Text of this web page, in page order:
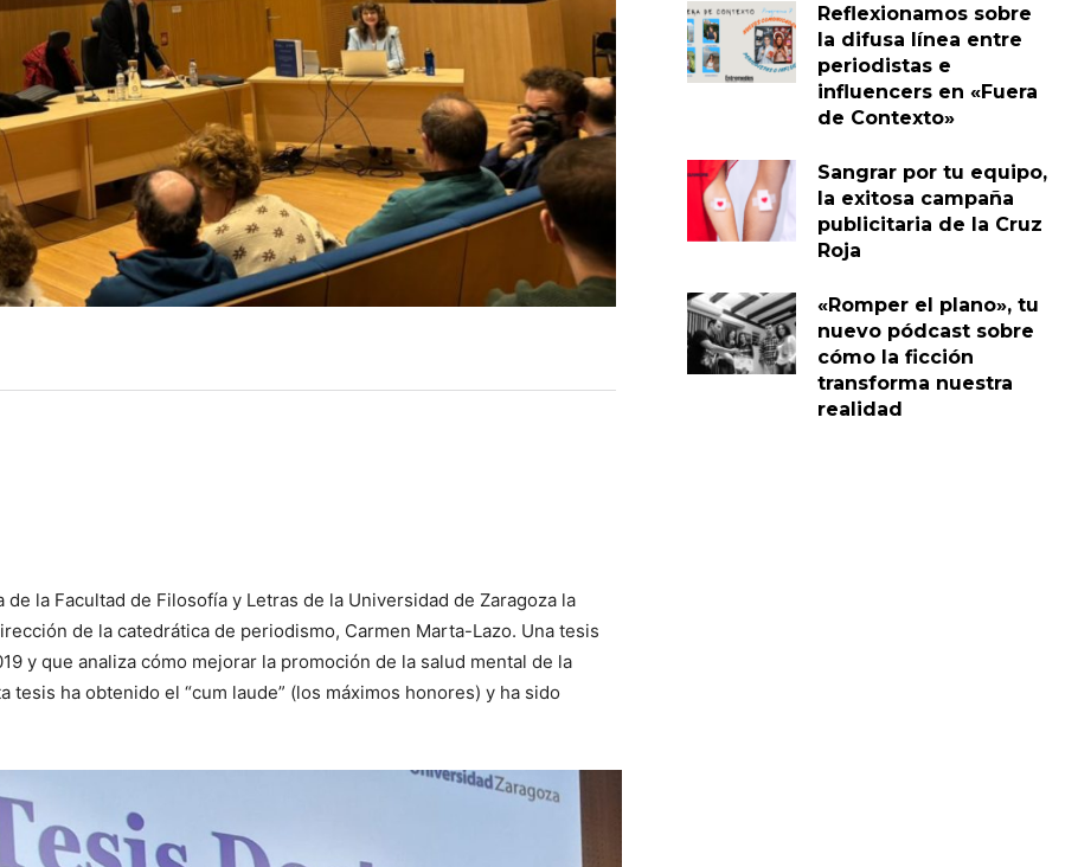
la Facultad de Filosofía y Letras de la Universidad de Zaragoza la
de la catedrática de periodismo, Carmen Marta-Lazo. Una tesis
y que analiza cómo mejorar la promoción de la salud mental de la
ha obtenido el “cum laude” (los máximos honores) y ha sido
Reflexionamos sobre
la difusa línea entre
periodistas e
influencers en «Fuera
de Contexto»
Sangrar por tu equipo,
la exitosa campaña
publicitaria de la Cruz
Roja
«Romper el plano», tu
nuevo pódcast sobre
cómo la ficción
transforma nuestra
realidad